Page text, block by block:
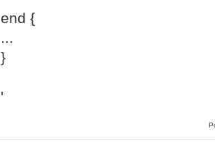
end {
...
}
'